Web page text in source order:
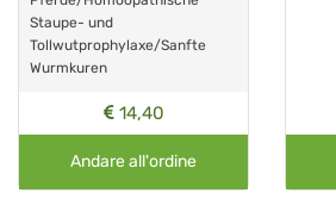
Staupe- und
Tollwutprophylaxe/Sanfte
Wurmkuren
14,40
Andare all'ordine